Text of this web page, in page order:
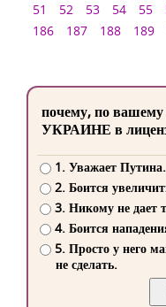
51
52 53 54 55
186
187 188 189
почему, по
УКРАИНЕ в
1. Уважает Путина.
2. Боится
3. Никому не дает
4. Боится
5. Просто у него
не сделать.